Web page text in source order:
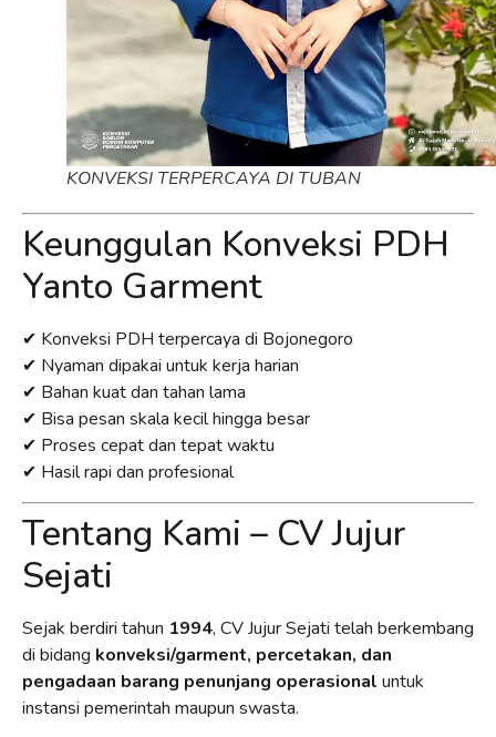
KONVEKSI TERPERCAYA DI TUBAN
Keunggulan Konveksi PDH
Yanto Garment
✔ Konveksi PDH terpercaya di Bojonegoro
✔ Nyaman dipakai untuk kerja harian
✔ Bahan kuat dan tahan lama
✔ Bisa pesan skala kecil hingga besar
✔ Proses cepat dan tepat waktu
✔ Hasil rapi dan profesional
Tentang Kami – CV Jujur
Sejati
Sejak berdiri tahun 1994, CV Jujur Sejati telah berkembang
di bidang konveksi/garment, percetakan, dan
pengadaan barang penunjang operasional untuk
instansi pemerintah maupun swasta.